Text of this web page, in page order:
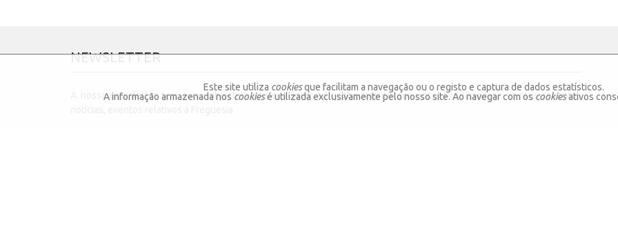
Este site utiliza cookiesque facilitam a navegação ou o registo e captura de dados estatísticos.
A informação armazenada nos cookiesé utilizada exclusivamente pelo nosso site. Ao navegar com os cookiesativos
NEWSLETTER
A nossa newsletter tem como objectivo primeiro levar ao conhecimento dos nossos utilizadores as mais recentes